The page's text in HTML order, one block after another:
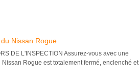
Nissan Rogue
DE L'INSPECTION Assurez-vous avec une
Rogue est totalement fermé, enclenché et